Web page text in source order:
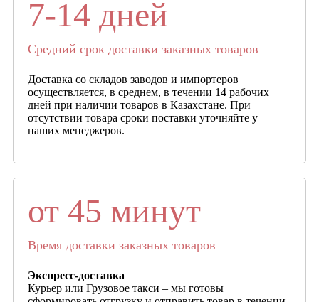
7-14 дней
Средний срок доставки заказных товаров
Доставка со складов заводов и импортеров
осуществляется, в среднем, в течении 14 рабочих
дней при наличии товаров в Казахстане. При
отсутствии товара сроки поставки уточняйте у
наших менеджеров.
от 45 минут
Время доставки заказных товаров
Экспресс-доставка
Курьер или Грузовое такси – мы готовы